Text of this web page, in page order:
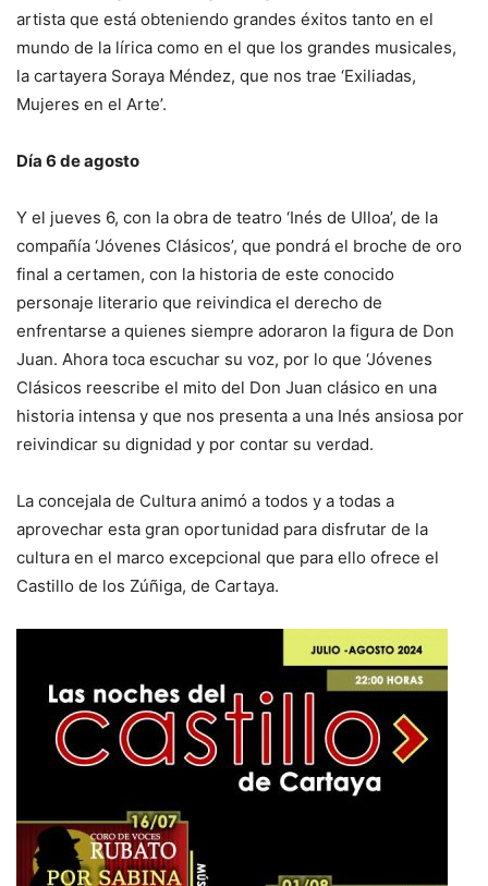
artista que está obteniendo grandes éxitos tanto en el
mundo de la lírica como en el que los grandes musicales,
la cartayera Soraya Méndez, que nos trae ‘Exiliadas,
Mujeres en el Arte’.
Día 6 de agosto
Y el jueves 6, con la obra de teatro ‘Inés de Ulloa’, de la
compañía ‘Jóvenes Clásicos’, que pondrá el broche de oro
final a certamen, con la historia de este conocido
personaje literario que reivindica el derecho de
enfrentarse a quienes siempre adoraron la figura de Don
Juan. Ahora toca escuchar su voz, por lo que ‘Jóvenes
Clásicos reescribe el mito del Don Juan clásico en una
historia intensa y que nos presenta a una Inés ansiosa por
reivindicar su dignidad y por contar su verdad.
La concejala de Cultura animó a todos y a todas a
aprovechar esta gran oportunidad para disfrutar de la
cultura en el marco excepcional que para ello ofrece el
Castillo de los Zúñiga, de Cartaya.